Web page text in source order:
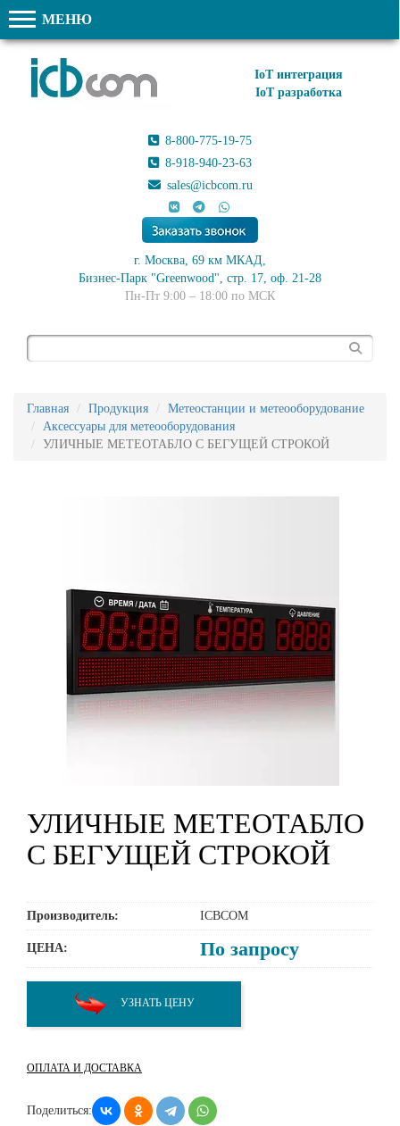
МЕНЮ
IoT интеграция
IoT разработка
8-800-775-19-75
8-918-940-23-63
sales@icbcom.ru
г. Москва, 69 км МКАД,
Бизнес-Парк "Greenwood", стр. 17, оф. 21-28
Пн-Пт 9:00 – 18:00 по МСК
Главная Продукция
Метеостанции и метеооборудование
Аксессуары для метеооборудования
УЛИЧНЫЕ МЕТЕОТАБЛО С БЕГУЩЕЙ СТРОКОЙ
УЛИЧНЫЕ МЕТЕОТАБЛО
С БЕГУЩЕЙ СТРОКОЙ
Производитель: ICBCOM
ЦЕНА: По запросу
УЗНАТЬ ЦЕНУ
ОПЛАТА И ДОСТАВКА
Поделиться: